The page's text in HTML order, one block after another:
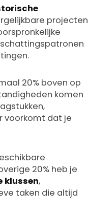
projecten
20% boven op
komen
voorkomt dat je
20% heb je
klussen,
taken die altijd